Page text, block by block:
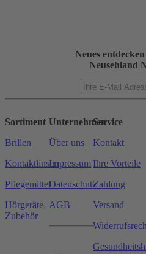
Neues
Neusehland
Sortiment
Brillen
Kontaktlinsen
Pflegemittel
Hörgeräte-
Zubehör
Unternehmen
Über uns
Impressum
Datenschutz
AGB
Service
Kontakt
Ihre Vorteile
Zahlung
Versand